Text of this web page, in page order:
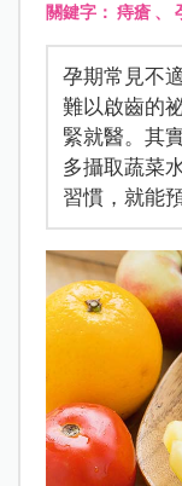
關鍵字： 痔瘡、
孕期常見不
難以啟齒的
緊就醫。其
多攝取蔬菜
習慣，就能